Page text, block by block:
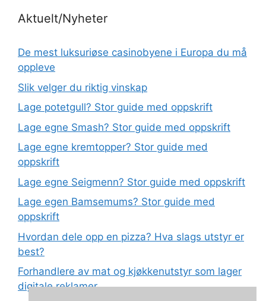
Aktuelt/Nyheter
De mest luksuriøse casinobyene i Europa du må
oppleve
Slik velger du riktig vinskap
Lage potetgull? Stor guide med oppskrift
Lage egne Smash? Stor guide med oppskrift
Lage egne kremtopper? Stor guide med
oppskrift
Lage egne Seigmenn? Stor guide med oppskrift
Lage egen Bamsemums? Stor guide med
oppskrift
Hvordan dele opp en pizza? Hva slags utstyr er
best?
Forhandlere av mat og kjøkkenutstyr som lager
digitale reklamer